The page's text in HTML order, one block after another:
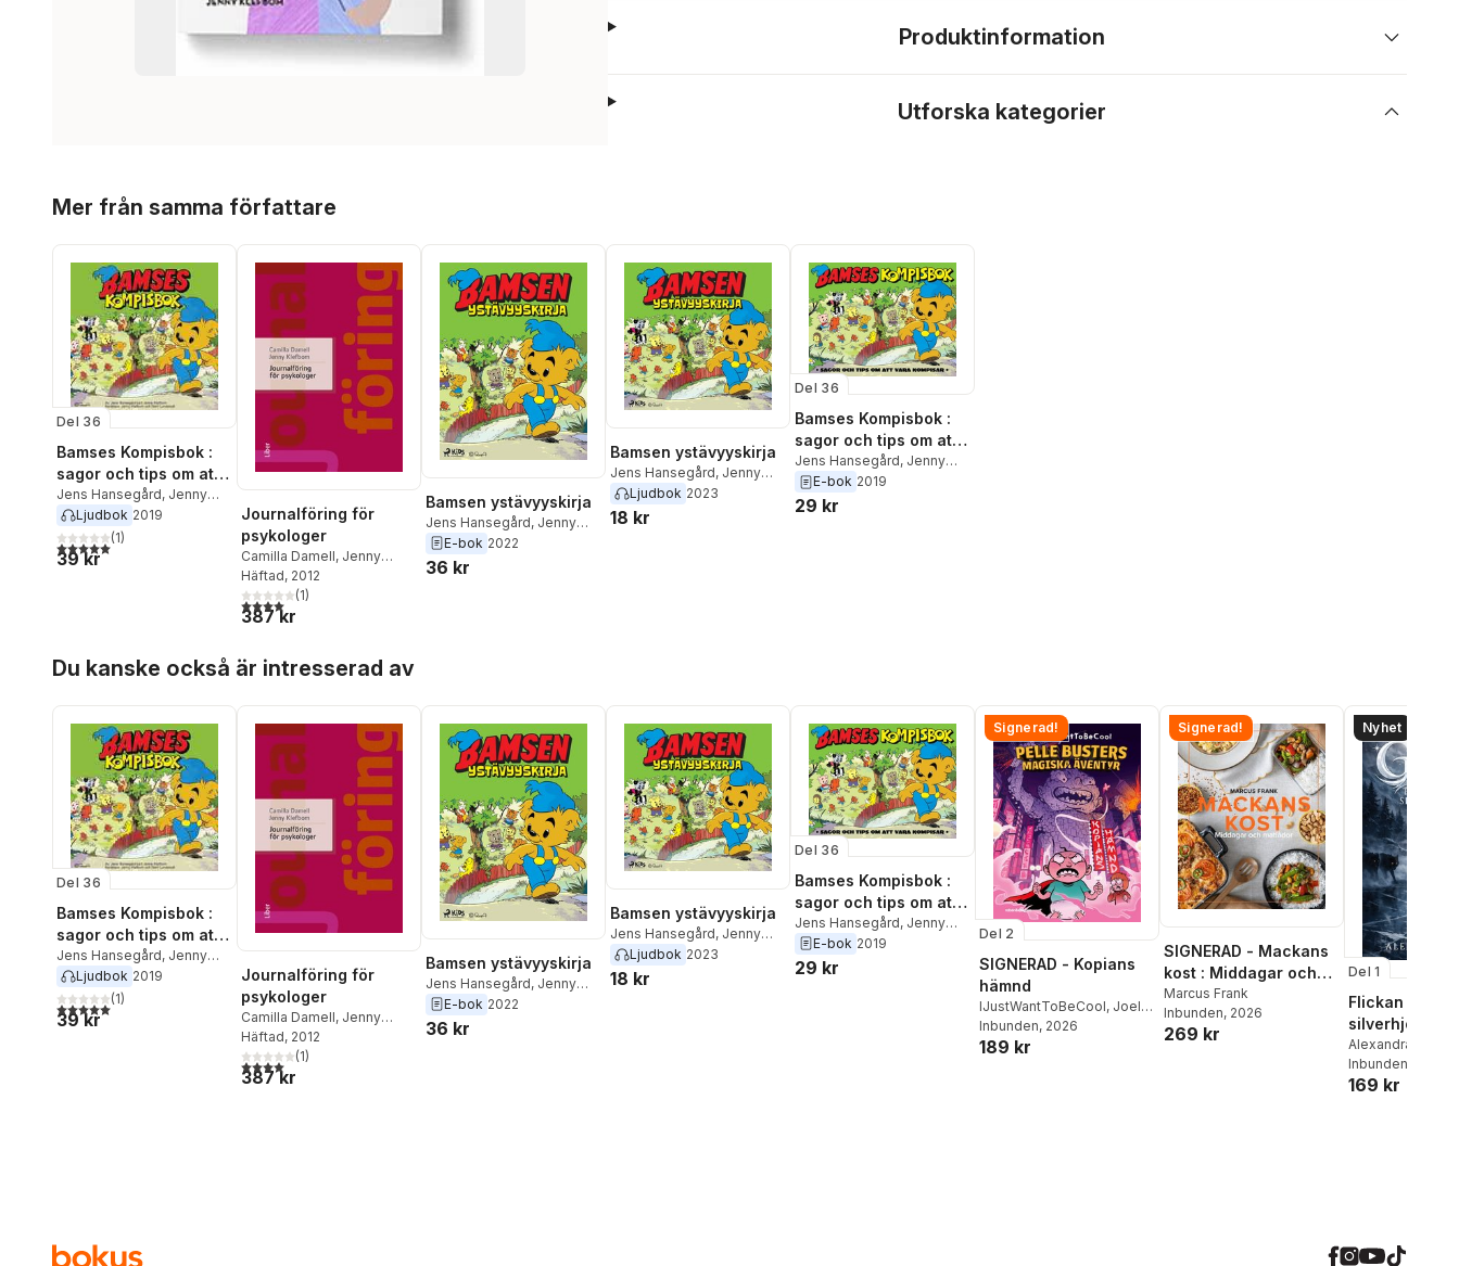
Produktinformation
Utforska kategorier
Mer från samma författare
Del 36
Bamses Kompisbok :
sagor och tips om att
vara kompisar
Jens Hansegård, Jenny
Klefbom
Ljudbok 2019
5,0utav 5 stjärnor. Totalt antal röster:
(1)
39 kr
Journalföring för
psykologer
Camilla Damell, Jenny
Klefbom
Häftad, 2012
4,0utav 5 stjärnor. Totalt antal röster:
(1)
387 kr
Bamsen ystävyyskirja
Jens Hansegård, Jenny
Klefbom
E-bok 2022
36 kr
Bamsen ystävyyskirja
Jens Hansegård, Jenny
Klefbom
Ljudbok 2023
18 kr
Del 36
Bamses Kompisbok :
sagor och tips om att
vara kompisar
Jens Hansegård, Jenny
Klefbom
E-bok 2019
29 kr
Du kanske också är intresserad av
Del 36
Bamses Kompisbok :
sagor och tips om att
vara kompisar
Jens Hansegård, Jenny
Klefbom
Ljudbok 2019
5,0utav 5 stjärnor. Totalt antal röster:
(1)
39 kr
Journalföring för
psykologer
Camilla Damell, Jenny
Klefbom
Häftad, 2012
4,0utav 5 stjärnor. Totalt antal röster:
(1)
387 kr
Bamsen ystävyyskirja
Jens Hansegård, Jenny
Klefbom
E-bok 2022
36 kr
Bamsen ystävyyskirja
Jens Hansegård, Jenny
Klefbom
Ljudbok 2023
18 kr
Del 36
Bamses Kompisbok :
sagor och tips om att
vara kompisar
Jens Hansegård, Jenny
Klefbom
E-bok 2019
29 kr
Signerad!
Del 2
SIGNERAD - Kopians
hämnd
IJustWantToBeCool, Joel
Adolphson,Emil Ejdemo
Beer ,Victor Beer
Inbunden, 2026
189 kr
Signerad!
SIGNERAD - Mackans
kost : Middagar och
matlådor
Marcus Frank
Inbunden, 2026
269 kr
Nyhet
Del 1
Flickan och
silverhjorten
Alexandra Bring
Inbunden
169 kr